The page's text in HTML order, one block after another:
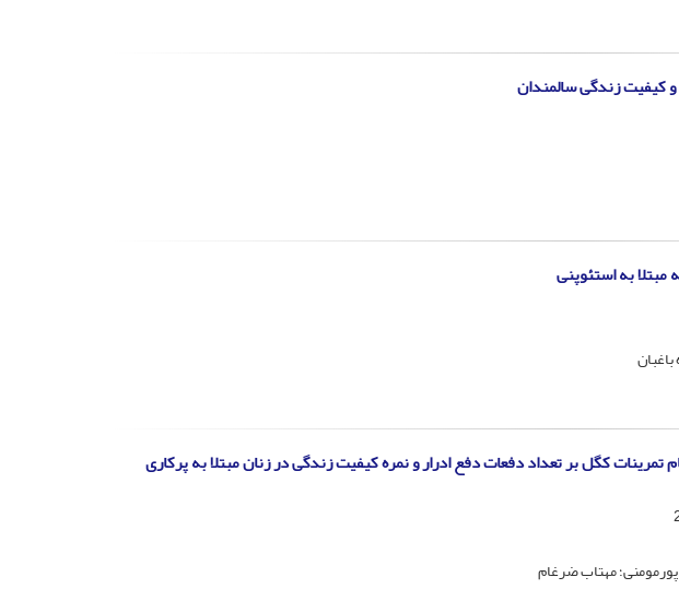
کیفیت زندگی سالمندان
مبتلا به استئوپنی
کگل بر تعداد دفعات دفع ادرار و نمره کیفیت زندگی در زنان مبتلا به پرکاری
مهتاب ضرغام